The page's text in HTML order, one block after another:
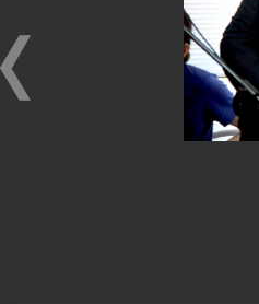
Главная
Областная передвижная